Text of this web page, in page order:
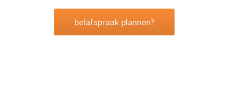
belafspraak plannen?